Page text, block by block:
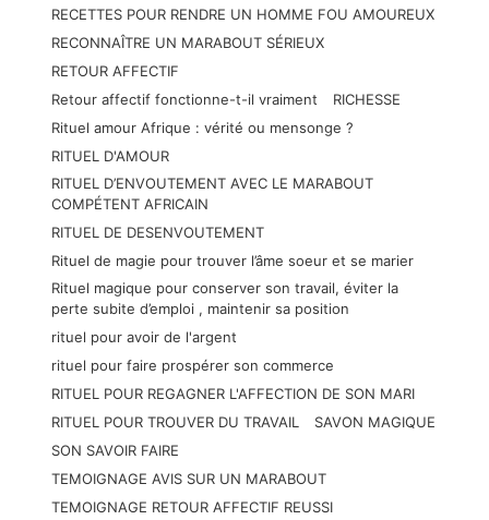
RECETTES POUR RENDRE UN HOMME FOU AMOUREUX
RECONNAÎTRE UN MARABOUT SÉRIEUX
RETOUR AFFECTIF
Retour affectif fonctionne-t-il vraiment
RICHESSE
Rituel amour Afrique : vérité ou mensonge ?
RITUEL D'AMOUR
RITUEL D’ENVOUTEMENT AVEC LE MARABOUT
COMPÉTENT AFRICAIN
RITUEL DE DESENVOUTEMENT
Rituel de magie pour trouver l’âme soeur et se marier
Rituel magique pour conserver son travail, éviter la
perte subite d’emploi , maintenir sa position
rituel pour avoir de l'argent
rituel pour faire prospérer son commerce
RITUEL POUR REGAGNER L'AFFECTION DE SON MARI
RITUEL POUR TROUVER DU TRAVAIL
SAVON MAGIQUE
SON SAVOIR FAIRE
TEMOIGNAGE AVIS SUR UN MARABOUT
TEMOIGNAGE RETOUR AFFECTIF REUSSI